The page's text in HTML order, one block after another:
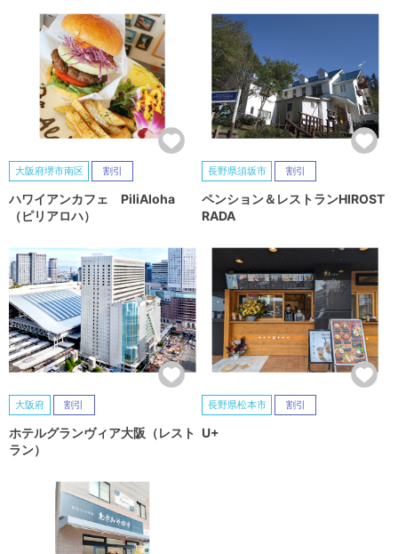
大阪府堺市南区 割引
ハワイアンカフェ PiliAloha
（ピリアロハ）
長野県須坂市 割引
ペンション＆レストランHIROST
RADA
大阪府 割引
ホテルグランヴィア大阪（レスト
ラン）
長野県松本市 割引
U+